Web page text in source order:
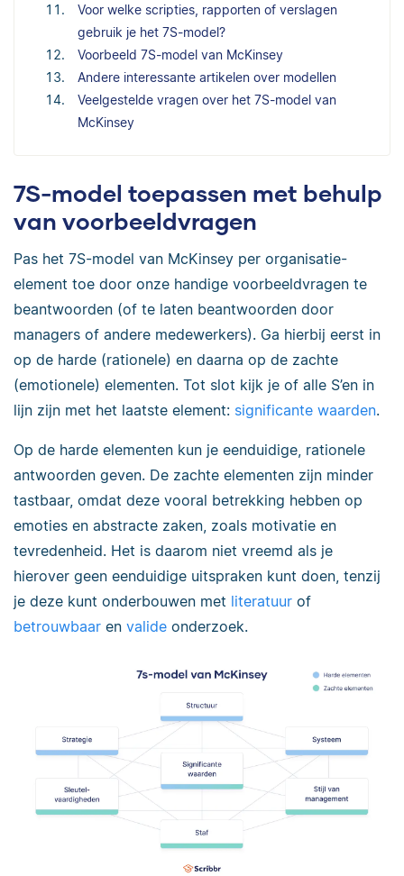
Voor welke scripties, rapporten of verslagen
gebruik je het 7S-model?
Voorbeeld 7S-model van McKinsey
Andere interessante artikelen over modellen
Veelgestelde vragen over het 7S-model van
McKinsey
7S-model toepassen met behulp
van voorbeeldvragen
Pas het 7S-model van McKinsey per organisatie-
element toe door onze handige voorbeeldvragen te
beantwoorden (of te laten beantwoorden door
managers of andere medewerkers). Ga hierbij eerst in
op de harde (rationele) en daarna op de zachte
(emotionele) elementen. Tot slot kijk je of alle S’en in
lijn zijn met het laatste element: significante waarden.
Op de harde elementen kun je eenduidige, rationele
antwoorden geven. De zachte elementen zijn minder
tastbaar, omdat deze vooral betrekking hebben op
emoties en abstracte zaken, zoals motivatie en
tevredenheid. Het is daarom niet vreemd als je
hierover geen eenduidige uitspraken kunt doen, tenzij
je deze kunt onderbouwen met literatuur of
betrouwbaar en valide onderzoek.